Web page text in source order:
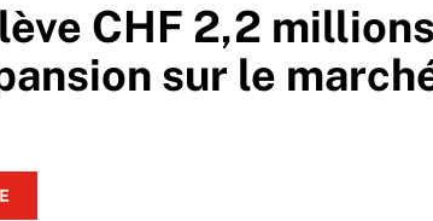
CHF 2,2 millions
sur le